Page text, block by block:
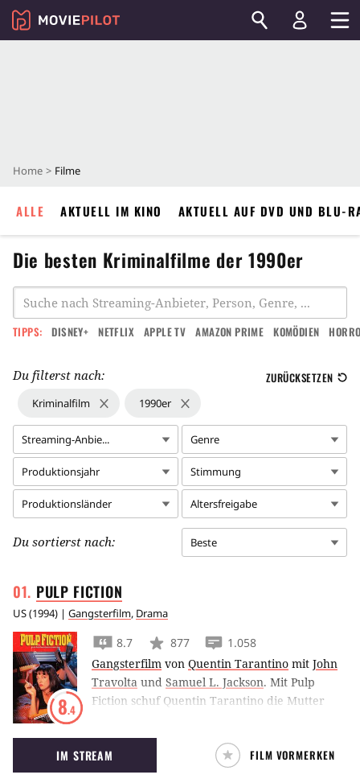
Home Filme
ALLE AKTUELL IM KINO AKTUELL AUF DVD UND BLU-
Die besten Kriminalfilme der 1990er
TIPPS: DISNEY+ NETFLIX APPLE TV AMAZON PRIME KOMÖDIEN
Du filterst nach: ZURÜCKSETZEN
Kriminalfilm 1990er
Streaming-Anbie... Genre
Produktionsjahr Stimmung
Produktionsländer Altersfreigabe
Du sortierst nach: Beste
PULP FICTION
US(1994) | Gangsterfilm, Drama
8.4
8.7 877
1.058
Gangsterfilm von Quentin Tarantino mit John
Travolta und Samuel L. Jackson. Mit Pulp
Fiction schuf Quentin Tarantino die Mutter
Profikiller, abgebrühte Boxer, perverse
Entführer und eine verführerische
Gangsterbraut in eine wahnwitzige Geschichte
IM STREAM FILM VORMERKEN